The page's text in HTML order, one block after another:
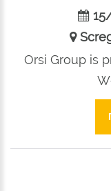
Orsi Group is